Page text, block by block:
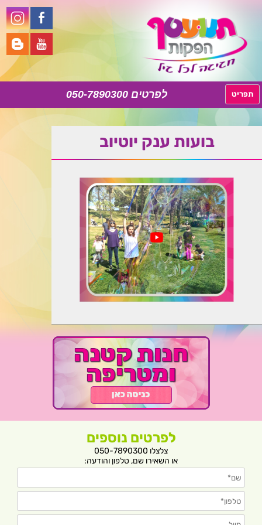
050-7890300 תפריט
לתוכן
בועות ענק יוטיוב
לפרטים נוספים
צלצלו 050-7890300
או השאירו שם, טלפון והודעה: